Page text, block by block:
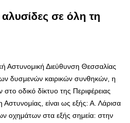
αλυσίδες σε όλη τη
Αστυνομική Διεύθυνση Θεσσαλίας
δυσμενών καιρικών συνθηκών, η
οδικό δίκτυο της Περιφέρειας
είναι ως εξής: Α. Λάρισα
οχημάτων στα εξής σημεία: στην